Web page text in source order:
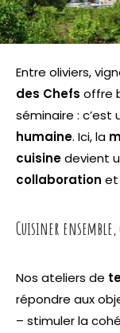
Entre oliviers,
des Chefs offre
séminaire : c’est
humaine. Ici, la
cuisinedevient
collaboration et
Cuisiner
Nos ateliers de
répondre aux
– stimuler la